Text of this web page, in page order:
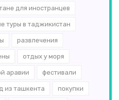
для иностранцев
туры в таджикистан
развлечения
отдых у моря
аравии фестивали
из ташкента покупки